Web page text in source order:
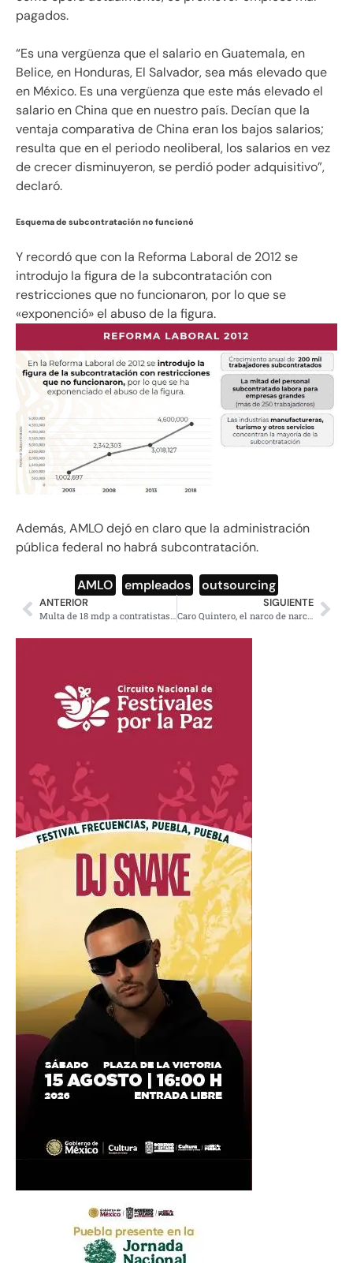
pagados.
“Es una vergüenza que el salario en Guatemala, en
Belice, en Honduras, El Salvador, sea más elevado que
en México. Es una vergüenza que este más elevado el
salario en China que en nuestro país. Decían que la
ventaja comparativa de China eran los bajos salarios;
resulta que en el periodo neoliberal, los salarios en vez
de crecer disminuyeron, se perdió poder adquisitivo”,
declaró.
Esquema de subcontratación no funcionó
Y recordó que con la Reforma Laboral de 2012 se
introdujo la figura de la subcontratación con
restricciones que no funcionaron, por lo que se
«exponenció» el abuso de la figura.
Además, AMLO dejó en claro que la administración
pública federal no habrá subcontratación.
AMLO empleados outsourcing
ANTERIOR
Multa de 18 mdp a contratistas del sector salud
SIGUIENTE
Caro Quintero, el narco de narcos más buscado por la DEA